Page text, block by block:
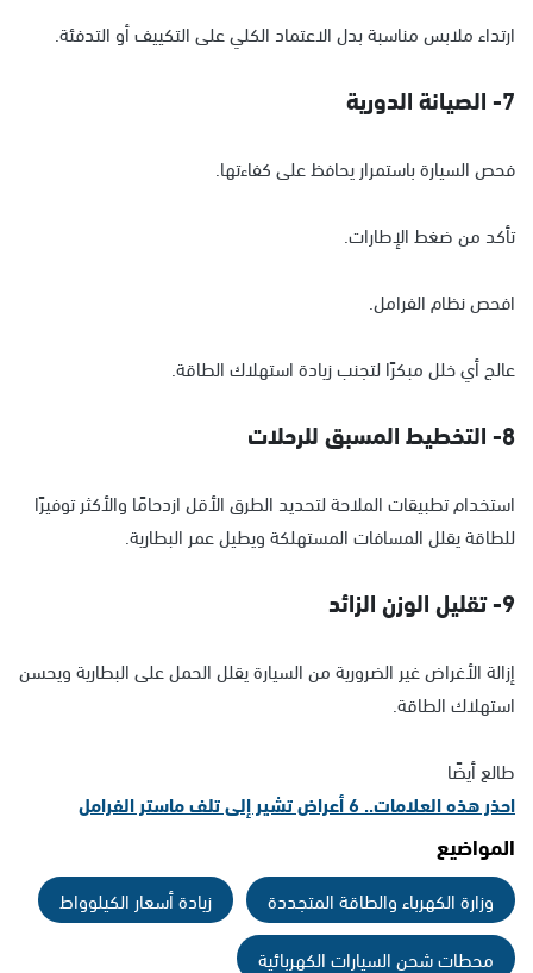
ارتداء ملابس مناسبة بدل الاعتماد الكلي على التكييف أو التدفئة.
7- الصيانة الدورية
فحص السيارة باستمرار يحافظ على كفاءتها.
تأكد من ضغط الإطارات.
افحص نظام الفرامل.
عالج أي خلل مبكرًا لتجنب زيادة استهلاك الطاقة.
8- التخطيط المسبق للرحلات
استخدام تطبيقات الملاحة لتحديد الطرق الأقل ازدحامًا والأكثر توفيرًا
للطاقة يقلل المسافات المستهلكة ويطيل عمر البطارية.
9- تقليل الوزن الزائد
إزالة الأغراض غير الضرورية من السيارة يقلل الحمل على البطارية ويحسن
استهلاك الطاقة.
طالع أيضًا
احذر هذه العلامات.. 6 أعراض تشير إلى تلف ماستر الفرامل
المواضيع
وزارة الكهرباء والطاقة المتجددة
زيادة أسعار الكيلوواط
محطات شحن السيارات الكهربائية